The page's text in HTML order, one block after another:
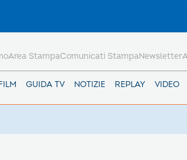
GUIDA TV NOTIZIE REPLAY VIDEO
Area StampaComunicati StampaNewsletter